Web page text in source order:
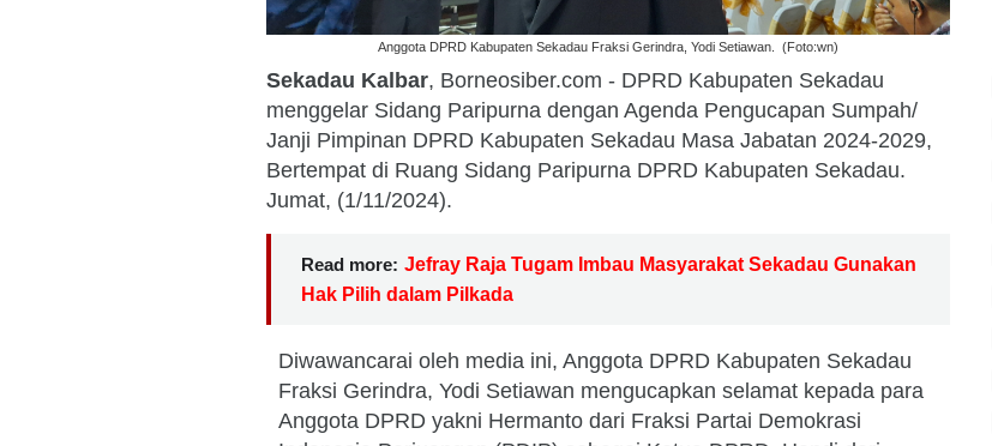
Anggota DPRD Kabupaten Sekadau Fraksi Gerindra, Yodi Setiawan. (Foto:wn)
Sekadau Kalbar, Borneosiber.com - DPRD Kabupaten Sekadau
menggelar Sidang Paripurna dengan Agenda Pengucapan Sumpah/
Janji Pimpinan DPRD Kabupaten Sekadau Masa Jabatan 2024-2029,
Bertempat di Ruang Sidang Paripurna DPRD Kabupaten Sekadau.
Jumat, (1/11/2024).
Read more: Jefray Raja Tugam Imbau Masyarakat Sekadau Gunakan
Hak Pilih dalam Pilkada
Diwawancarai oleh media ini, Anggota DPRD Kabupaten Sekadau
Fraksi Gerindra, Yodi Setiawan mengucapkan selamat kepada para
Anggota DPRD yakni Hermanto dari Fraksi Partai Demokrasi